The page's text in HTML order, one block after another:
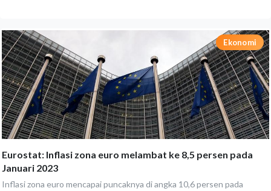
Ekonomi
Eurostat: Inflasi zona euro melambat ke 8,5 persen pada
Januari 2023
Inflasi zona euro mencapai puncaknya di angka 10,6 persen pada